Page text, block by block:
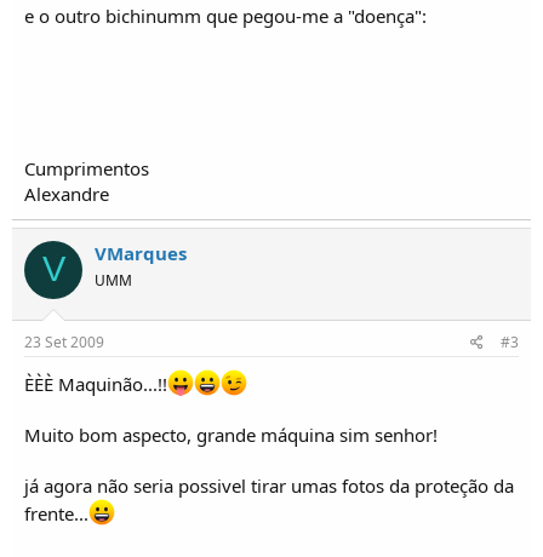
e o outro bichinumm que pegou-me a "doença":
Cumprimentos
Alexandre
V VMarques
UMM
23 Set 2009 #3
ÈÈÈ Maquinão...!!
Muito bom aspecto, grande máquina sim senhor!
já agora não seria possivel tirar umas fotos da proteção da
frente...